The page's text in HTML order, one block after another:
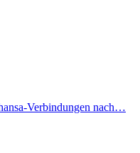
Verbindungen nach…